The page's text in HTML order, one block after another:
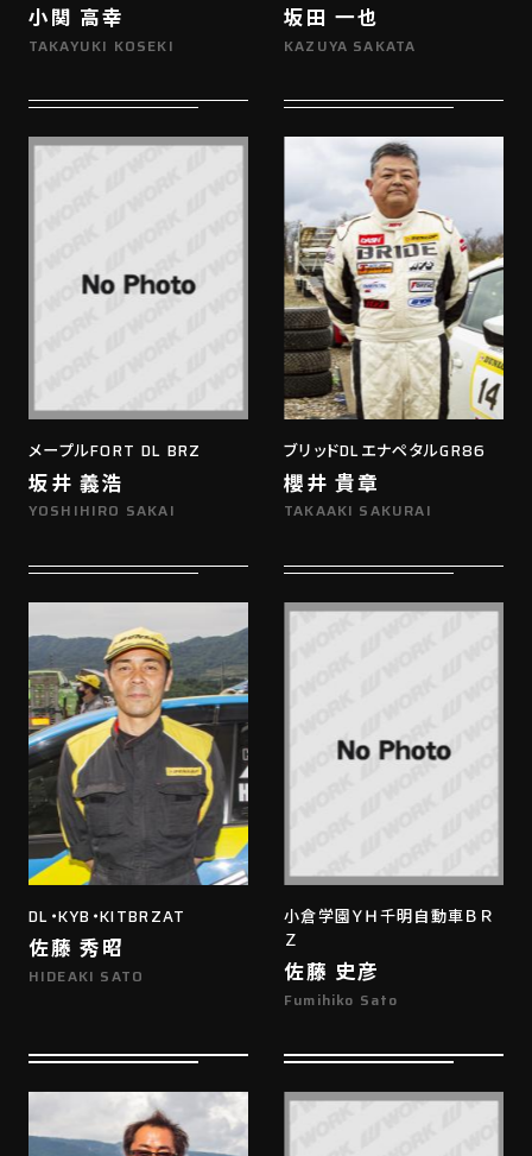
小関 高幸
TAKAYUKI KOSEKI
坂田 一也
KAZUYA SAKATA
メープルFORT DL BRZ
坂井 義浩
YOSHIHIRO SAKAI
ブリッドDLエナペタルGR86
櫻井 貴章
TAKAAKI SAKURAI
DL・KYB・KITBRZAT
佐藤 秀昭
HIDEAKI SATO
小倉学園ＹＨ千明自動車ＢＲ
Ｚ
佐藤 史彦
Fumihiko Sato